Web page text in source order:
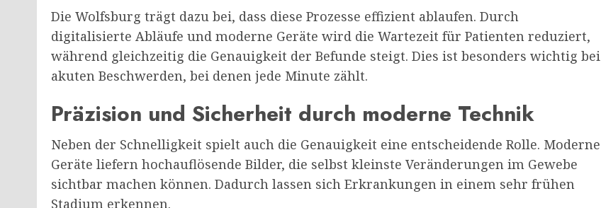
Die Wolfsburg trägt dazu bei, dass diese Prozesse effizient ablaufen. Durch
digitalisierte Abläufe und moderne Geräte wird die Wartezeit für Patienten reduziert,
während gleichzeitig die Genauigkeit der Befunde steigt. Dies ist besonders wichtig bei
akuten Beschwerden, bei denen jede Minute zählt.
Präzision und Sicherheit durch moderne Technik
Neben der Schnelligkeit spielt auch die Genauigkeit eine entscheidende Rolle. Moderne
Geräte liefern hochauflösende Bilder, die selbst kleinste Veränderungen im Gewebe
sichtbar machen können. Dadurch lassen sich Erkrankungen in einem sehr frühen
Stadium erkennen.